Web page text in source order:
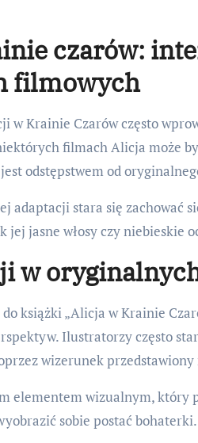
czarów:
filmowych
w Krainie Czarów często
filmach Alicja może
odstępstwem od
adaptacji stara się zachować
jasne włosy czy niebieskie
w
książki „Alicja w Krainie
Ilustratorzy często
wizerunek
elementem wizualnym, który
sobie postać bohaterki.